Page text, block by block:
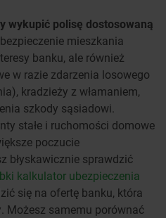
wykupić polisę dostosowaną
mieszkania
banku, ale również
w razie zdarzenia losowego
kradzieży z włamaniem,
szkody sąsiadowi.
stałe i ruchomości domowe
poczucie
błyskawicznie sprawdzić
kalkulator ubezpieczenia
się na ofertę banku, która
Możesz samemu porównać